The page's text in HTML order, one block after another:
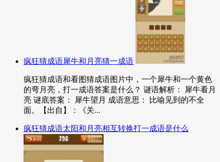
疯狂猜成语犀牛和月亮猜一成语
疯狂猜成语和看图猜成语图片中，一个犀牛和一个黄色
的弯月亮，打一成语答案是什么？ 谜语解析： 犀牛看月
亮 谜底答案： 犀牛望月 成语意思： 比喻见到的不全
面。【出自】：《关...
疯狂猜成语太阳和月亮相互转换打一成语是什么